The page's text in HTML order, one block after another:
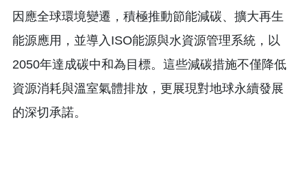
因應全球環境變遷，積極推動節能減碳、擴大再生
能源應用，並導入ISO能源與水資源管理系統，以
2050年達成碳中和為目標。這些減碳措施不僅降低
資源消耗與溫室氣體排放，更展現對地球永續發展
的深切承諾。